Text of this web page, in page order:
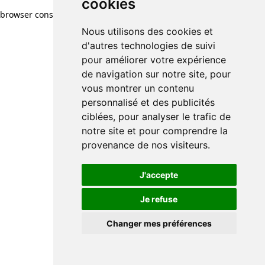
cookies
Nous utilisons des cookies et
d'autres technologies de suivi
pour améliorer votre expérience
de navigation sur notre site, pour
vous montrer un contenu
personnalisé et des publicités
ciblées, pour analyser le trafic de
notre site et pour comprendre la
provenance de nos visiteurs.
J'accepte
Je refuse
Changer mes préférences
browser console for more information)